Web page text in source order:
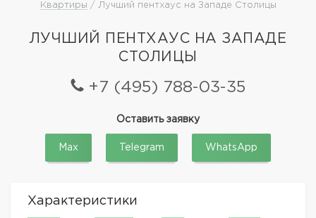
Квартиры / Лучший пентхаус на Западе Столицы
ЛУЧШИЙ ПЕНТХАУС НА ЗАПАДЕ
СТОЛИЦЫ
+7 (495) 788-03-35
Оставить заявку
Max Telegram WhatsApp
Характеристики